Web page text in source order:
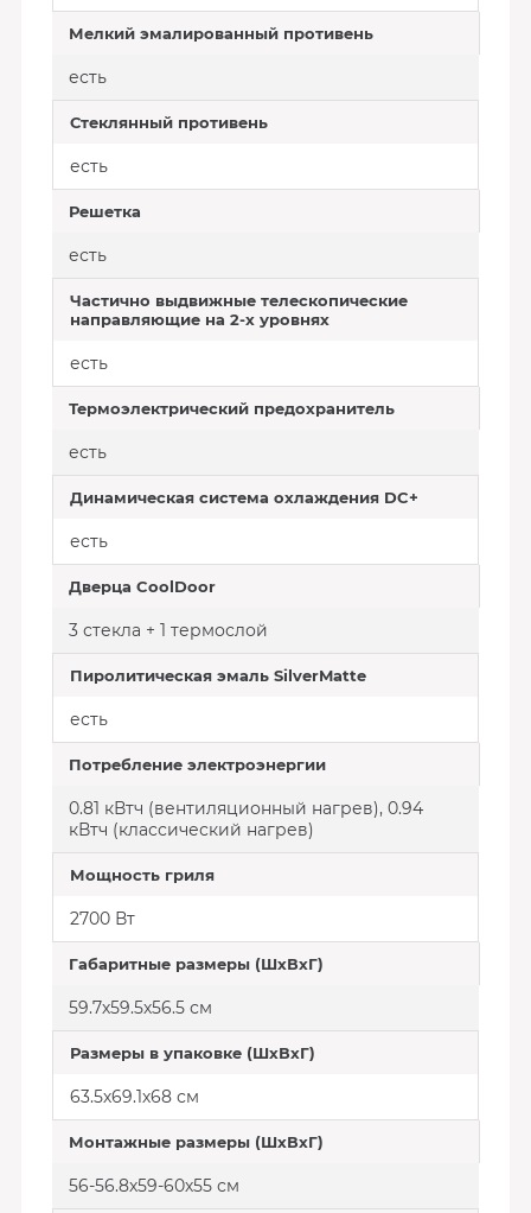
Мелкий эмалированный противень
есть
Стеклянный противень
есть
Решетка
есть
Частично выдвижные телескопические
направляющие на 2-х уровнях
есть
Термоэлектрический предохранитель
есть
Динамическая система охлаждения DC+
есть
Дверца CoolDoor
3 стекла + 1 термослой
Пиролитическая эмаль SilverMatte
есть
Потребление электроэнергии
0.81 кВтч (вентиляционный нагрев), 0.94
кВтч (классический нагрев)
Мощность гриля
2700 Вт
Габаритные размеры (ШхВхГ)
59.7х59.5х56.5 см
Размеры в упаковке (ШхВхГ)
63.5х69.1х68 см
Монтажные размеры (ШхВхГ)
56-56.8х59-60х55 см